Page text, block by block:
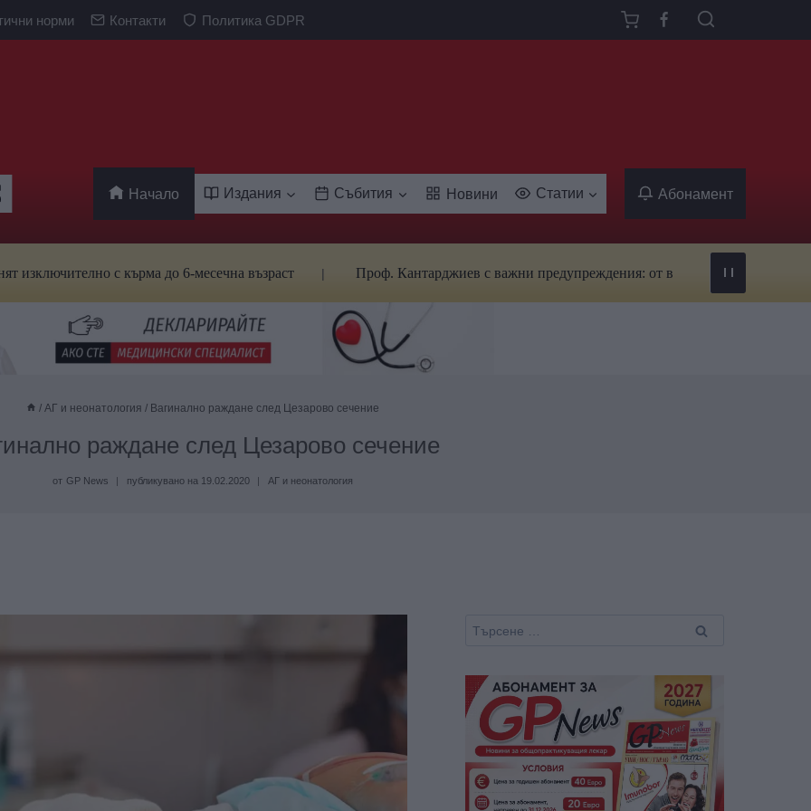
норми Контакти Политика GDPR
Начало Издания Събития Новини Статии Абонамент
с кърма до 6-месечна възраст Проф. Кантарджиев с важни предупреждения: от вируси и ухапвания от комари до
/ АГ и неонатология / Вагинално раждане след Цезарово сечение
раждане след Цезарово сечение
от GP News публикувано на 19.02.2020 АГ и неонатология
Търсене